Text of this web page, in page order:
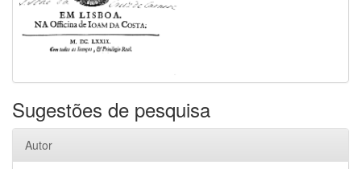
Sugestões de pesquisa
Autor